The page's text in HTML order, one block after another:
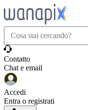
Contatto
Chat e email
Accedi
Entra o registrati